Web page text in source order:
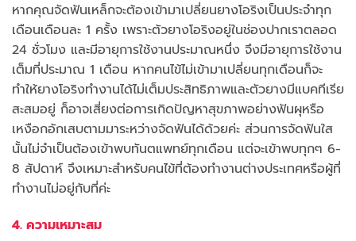
หากคุณจัดฟันเหล็กจะต้องเข้ามาเปลี่ยนยางโอริงเป็นประจำทุก
เดือนเดือนละ 1 ครั้ง เพราะตัวยางโอริงอยู่ในช่องปากเราตลอด
24 ชั่วโมง และมีอายุการใช้งานประมาณหนึ่ง จึงมีอายุการใช้งาน
เต็มที่ประมาณ 1 เดือน หากคนไข้ไม่เข้ามาเปลี่ยนทุกเดือนก็จะ
ทำให้ยางโอริงทำงานได้ไม่เต็มประสิทธิภาพและตัวยางมีแบคทีเรีย
สะสมอยู่ ก็อาจเสี่ยงต่อการเกิดปัญหาสุขภาพอย่างฟันผุหรือ
เหงือกอักเสบตามมาระหว่างจัดฟันได้ด้วยค่ะ ส่วนการจัดฟันใส
นั้นไม่จำเป็นต้องเข้าพบทันตแพทย์ทุกเดือน แต่จะเข้าพบทุกๆ 6-
8 สัปดาห์ จึงเหมาะสำหรับคนไข้ที่ต้องทำงานต่างประเทศหรือผู้ที่
ทำงานไม่อยู่กับที่ค่ะ
4. ความเหมาะสม